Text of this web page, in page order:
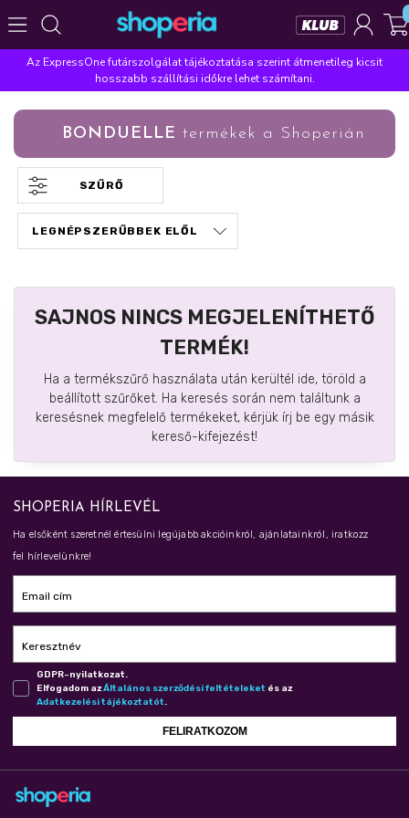
Népszerű kategóriák
Szépségápolás Élelmiszer Mosás Mosogatás
Takarítás Baba-mama Háztartás
Népszerű márkák
Pampers Lenor
Az ExpressOne futárszolgálat tájékoztatása szerint átmenetileg kicsit
hosszabb szállítási időkre lehet számítani.
BONDUELLE termékek a Shoperián
SZŰRŐ
SAJNOS NINCS MEGJELENÍTHETŐ
TERMÉK!
Ha a termékszűrő használata után kerültél ide, töröld a
beállított szűrőket. Ha keresés során nem találtunk a
keresésnek megfelelő termékeket, kérjük írj be egy másik
kereső-kifejezést!
SHOPERIA HÍRLEVÉL
Ha elsőként szeretnél értesülni legújabb akcióinkról, ajánlatainkról, iratkozz
fel hírlevelünkre!
Email cím
Keresztnév
GDPR-nyilatkozat.
Elfogadom azÁl­ta­lá­nos szer­ző­dé­si fel­té­te­le­ket és az
Adat­ke­ze­lé­si tá­jé­koz­ta­tót.
FELIRATKOZOM